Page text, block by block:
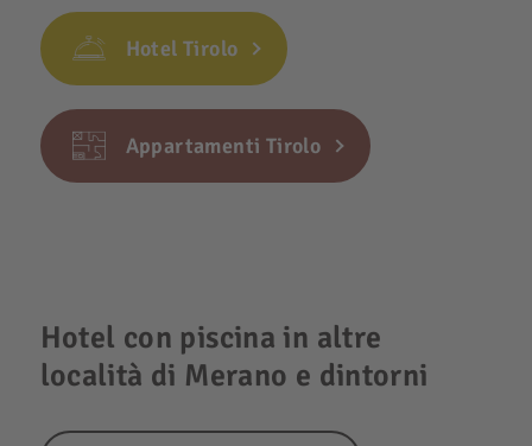
Hotel Tirolo
Appartamenti Tirolo
Hotel con piscina in altre
località di Merano e dintorni